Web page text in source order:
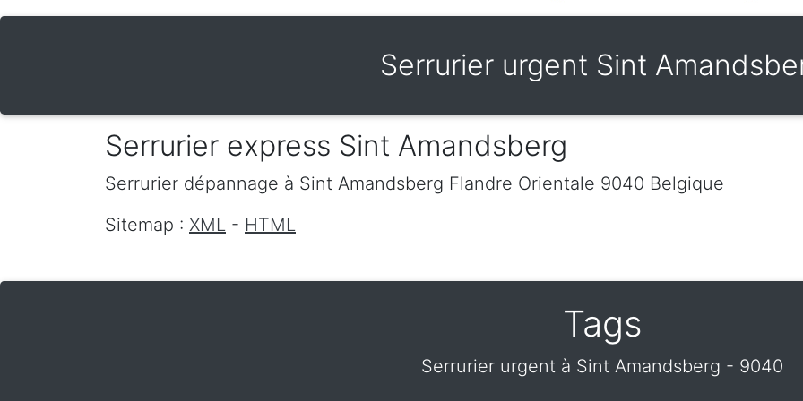
Serrurier urgent Sint
Serrurier express Sint Amandsberg
Serrurier dépannage à Sint Amandsberg Flandre Orientale 9040 Belgique
Sitemap : XML - HTML
Tags
Serrurier urgent à Sint Amandsberg - 9040